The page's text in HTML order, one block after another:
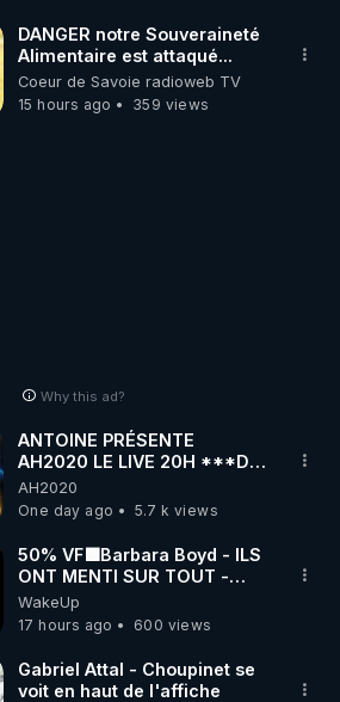
DANGER notre Souveraineté
Alimentaire est attaqué...
Coeur de Savoie radioweb TV
15 hours ago
359 views
Why this ad?
ANTOINE PRÉSENTE
AH2020 LE LIVE 20H ***DU
06/08/2026***
AH2020
One day ago
5.7 k views
50% VF🟩Barbara Boyd - ILS
ONT MENTI SUR TOUT -
Jocelyne Traduction
WakeUp
17 hours ago
600 views
Gabriel Attal - Choupinet se
voit en haut de l'affiche